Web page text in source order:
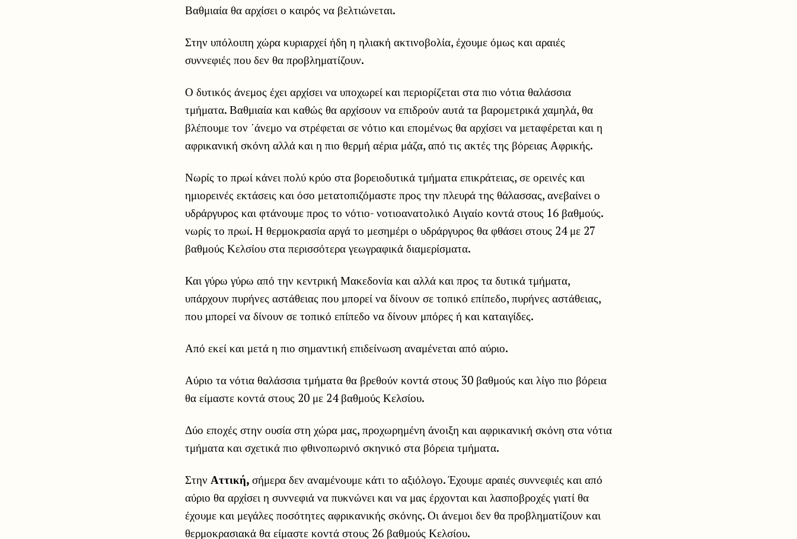
Βαθμιαία θα αρχίσει ο καιρός να βελτιώνεται.
Στην υπόλοιπη χώρα κυριαρχεί ήδη η ηλιακή ακτινοβολία, έχουμε όμως και αραιές
συννεφιές που δεν θα προβληματίζουν.
Ο δυτικός άνεμος έχει αρχίσει να υποχωρεί και περιορίζεται στα πιο νότια θαλάσσια
τμήματα. Βαθμιαία και καθώς θα αρχίσουν να επιδρούν αυτά τα βαρομετρικά χαμηλά, θα
βλέπουμε τον ΄άνεμο να στρέφεται σε νότιο και επομένως θα αρχίσει να μεταφέρεται και η
αφρικανική σκόνη αλλά και η πιο θερμή αέρια μάζα, από τις ακτές της βόρειας Αφρικής.
Νωρίς το πρωί κάνει πολύ κρύο στα βορειοδυτικά τμήματα επικράτειας, σε ορεινές και
ημιορεινές εκτάσεις και όσο μετατοπιζόμαστε προς την πλευρά της θάλασσας, ανεβαίνει ο
υδράργυρος και φτάνουμε προς το νότιο- νοτιοανατολικό Αιγαίο κοντά στους 16 βαθμούς.
νωρίς το πρωί. Η θερμοκρασία αργά το μεσημέρι ο υδράργυρος θα φθάσει στους 24 με 27
βαθμούς Κελσίου στα περισσότερα γεωγραφικά διαμερίσματα.
Και γύρω γύρω από την κεντρική Μακεδονία και αλλά και προς τα δυτικά τμήματα,
υπάρχουν πυρήνες αστάθειας που μπορεί να δίνουν σε τοπικό επίπεδο, πυρήνες αστάθειας,
που μπορεί να δίνουν σε τοπικό επίπεδο να δίνουν μπόρες ή και καταιγίδες.
Από εκεί και μετά η πιο σημαντική επιδείνωση αναμένεται από αύριο.
Αύριο τα νότια θαλάσσια τμήματα θα βρεθούν κοντά στους 30 βαθμούς και λίγο πιο βόρεια
θα είμαστε κοντά στους 20 με 24 βαθμούς Κελσίου.
Δύο εποχές στην ουσία στη χώρα μας, προχωρημένη άνοιξη και αφρικανική σκόνη στα νότια
τμήματα και σχετικά πιο φθινοπωρινό σκηνικό στα βόρεια τμήματα.
Στην Αττική, σήμερα δεν αναμένουμε κάτι το αξιόλογο. Έχουμε αραιές συννεφιές και από
αύριο θα αρχίσει η συννεφιά να πυκνώνει και να μας έρχονται και λασποβροχές γιατί θα
έχουμε και μεγάλες ποσότητες αφρικανικής σκόνης. Οι άνεμοι δεν θα προβληματίζουν και
θερμοκρασιακά θα είμαστε κοντά στους 26 βαθμούς Κελσίου.